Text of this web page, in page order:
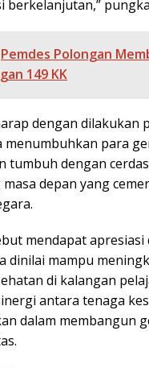
berkelanjutan,”
Pemdes Polongan
149 KK
dengan dilakukan
menumbuhkan para
tumbuh dengan
depan yang
mendapat apresiasi
dinilai mampu
di kalangan
antara tenaga
dalam membangun